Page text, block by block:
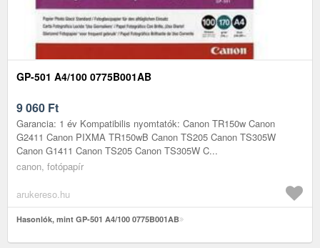
GP-501 A4/100 0775B001AB
9 060 Ft
Garancia: 1 év Kompatibilis nyomtatók: Canon TR150w Canon
G2411 Canon PIXMA TR150wB Canon TS205 Canon TS305W
Canon G1411 Canon TS205 Canon TS305W C...
canon, fotópapír
arukereso.hu
Hasonlók, mint GP-501 A4/100 0775B001AB